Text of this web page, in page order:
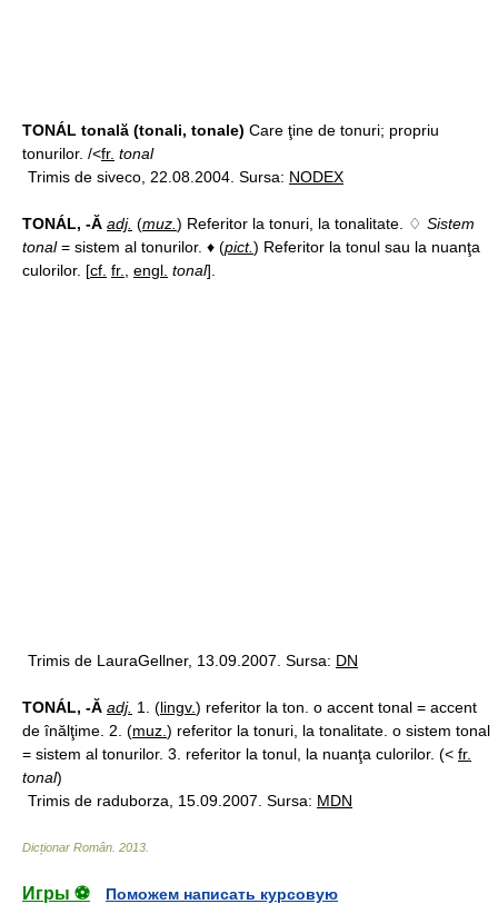
TONÁL tonală (tonali, tonale) Care ţine de tonuri; propriu
tonurilor. /<fr. tonal
Trimis de siveco, 22.08.2004. Sursa: NODEX
TONÁL, -Ă adj. (muz. ) Referitor la tonuri, la tonalitate. ♢ Sistem
tonal= sistem al tonurilor. ♦ (pict.) Referitor la tonul sau la nuanţa
culorilor. [cf. fr. engl. tonal].
Trimis de LauraGellner, 13.09.2007. Sursa: DN
TONÁL, -Ă adj. 1. (lingv.) referitor la ton. o accent tonal = accent
de înălţime. 2. (muz. ) referitor la tonuri, la tonalitate. o sistem tonal
= sistem al tonurilor. 3. referitor la tonul, la nuanţa culorilor. (< fr.
tonal)
Trimis de raduborza, 15.09.2007. Sursa: MDN
Dicționar Român 2013
Игры ⚽ Поможем написать курсовую